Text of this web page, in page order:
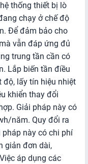
thống thiết bị lò
chạy ở chế độ
Để đảm bảo cho
vẫn đáp ứng đủ
trung tần cần có
Lắp biến tần điều
độ, lấy tín hiệu nhiệt
khiển thay đổi
Giải pháp này có
năm. Quy đổi ra
này có chi phí
giản đơn dài,
áp dụng các